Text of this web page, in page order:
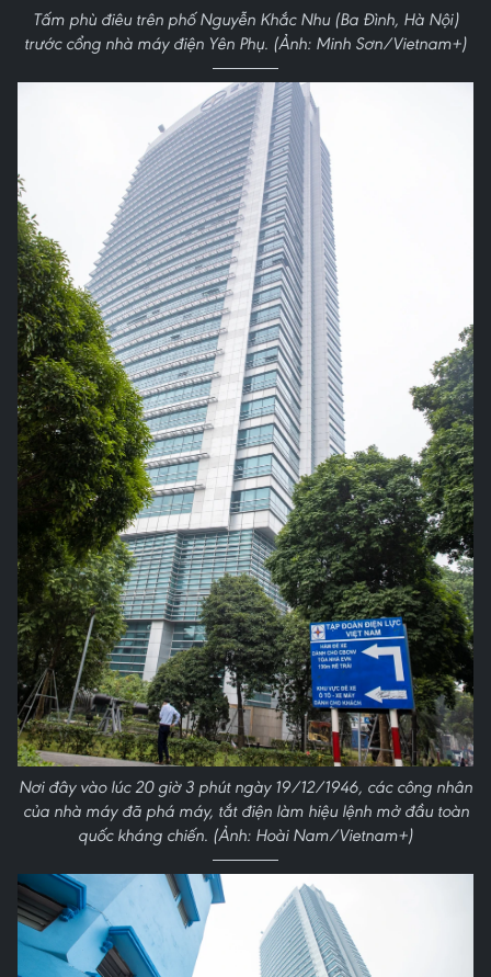
Tấm phù điêu trên phố Nguyễn Khắc Nhu (Ba Đình, Hà Nội)
trước cổng nhà máy điện Yên Phụ. (Ảnh: Minh Sơn/Vietnam+)
Nơi đây vào lúc 20 giờ 3 phút ngày 19/12/1946, các công nhân
của nhà máy đã phá máy, tắt điện làm hiệu lệnh mở đầu toàn
quốc kháng chiến. (Ảnh: Hoài Nam/Vietnam+)